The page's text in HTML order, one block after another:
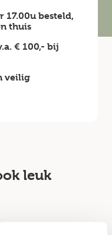
17.00u besteld,
thuis
€ 100,- bij
veilig
leuk